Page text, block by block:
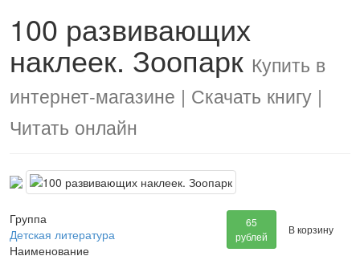
100 развивающих
наклеек. Зоопарк Купить в
интернет-магазине | Скачать книгу |
Читать онлайн
65
рублей
В корзину
Группа
Детская литература
Наименование